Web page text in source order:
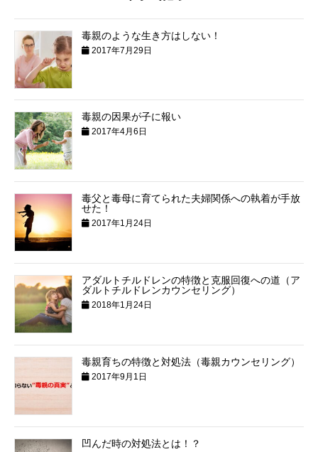
毒親のような生き方はしない！
2017年7月29日
毒親の因果が子に報い
2017年4月6日
毒父と毒母に育てられた夫婦関係への執着が手放
せた！
2017年1月24日
アダルトチルドレンの特徴と克服回復への道（ア
ダルトチルドレンカウンセリング）
2018年1月24日
毒親育ちの特徴と対処法（毒親カウンセリング）
2017年9月1日
凹んだ時の対処法とは！？